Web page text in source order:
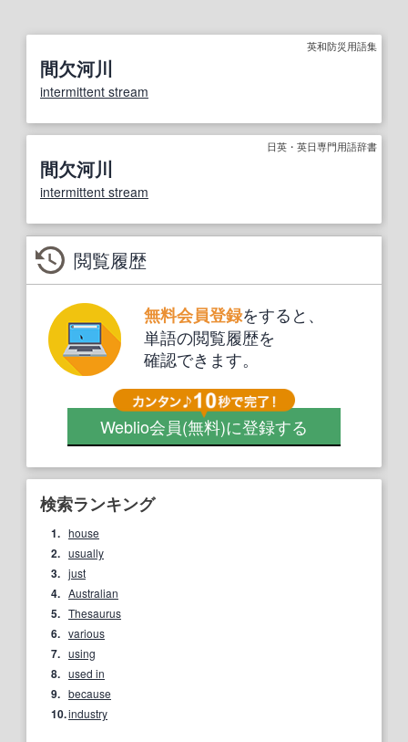
英和防災用語集
間欠河川
intermittent stream
日英・英日専門用語辞書
間欠河川
intermittent stream
閲覧履歴
無料会員登録をすると、
単語の閲覧履歴を
確認できます。
Weblio会員(無料)に登録する
検索ランキング
1. house
2. usually
3. just
4. Australian
5. Thesaurus
6. various
7. using
8. used in
9. because
10.industry